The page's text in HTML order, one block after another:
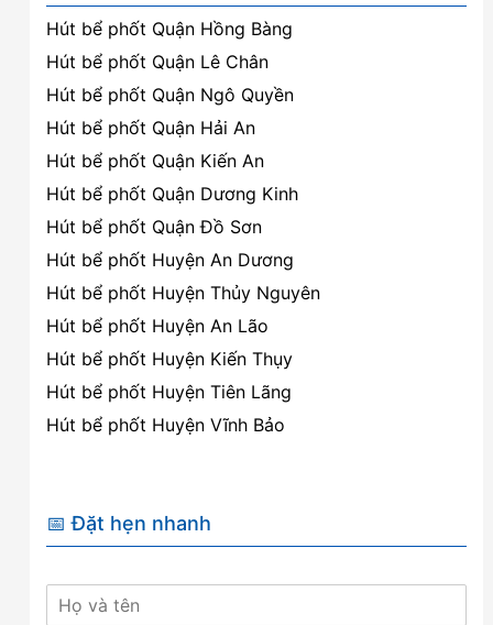
Hút bể phốt Quận Hồng Bàng
Hút bể phốt Quận Lê Chân
Hút bể phốt Quận Ngô Quyền
Hút bể phốt Quận Hải An
Hút bể phốt Quận Kiến An
Hút bể phốt Quận Dương Kinh
Hút bể phốt Quận Đồ Sơn
Hút bể phốt Huyện An Dương
Hút bể phốt Huyện Thủy Nguyên
Hút bể phốt Huyện An Lão
Hút bể phốt Huyện Kiến Thụy
Hút bể phốt Huyện Tiên Lãng
Hút bể phốt Huyện Vĩnh Bảo
📅 Đặt hẹn nhanh